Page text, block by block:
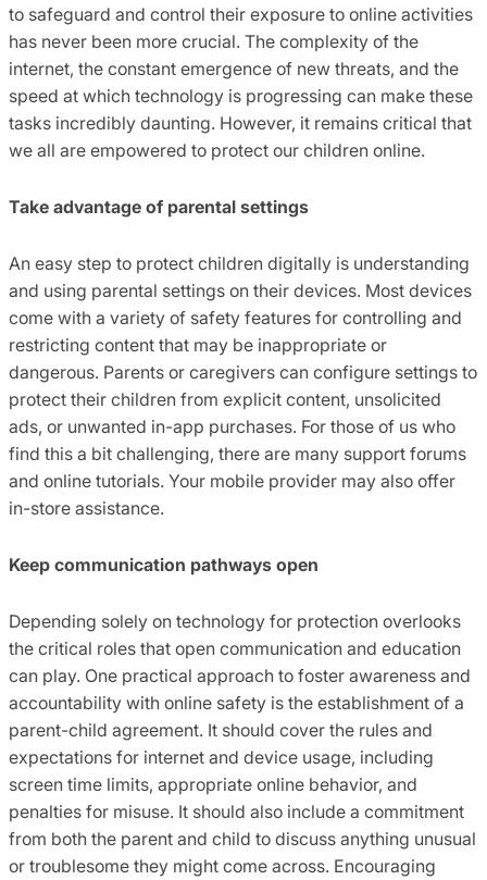
to safeguard and control their exposure to online activities
has never been more crucial. The complexity of the
internet, the constant emergence of new threats, and the
speed at which technology is progressing can make these
tasks incredibly daunting. However, it remains critical that
we all are empowered to protect our children online.
Take advantage of parental settings
An easy step to protect children digitally is understanding
and using parental settings on their devices. Most devices
come with a variety of safety features for controlling and
restricting content that may be inappropriate or
dangerous. Parents or caregivers can configure settings to
protect their children from explicit content, unsolicited
ads, or unwanted in-app purchases. For those of us who
find this a bit challenging, there are many support forums
and online tutorials. Your mobile provider may also offer
in-store assistance.
Keep communication pathways open
Depending solely on technology for protection overlooks
the critical roles that open communication and education
can play. One practical approach to foster awareness and
accountability with online safety is the establishment of a
parent-child agreement. It should cover the rules and
expectations for internet and device usage, including
screen time limits, appropriate online behavior, and
penalties for misuse. It should also include a commitment
from both the parent and child to discuss anything unusual
or troublesome they might come across. Encouraging